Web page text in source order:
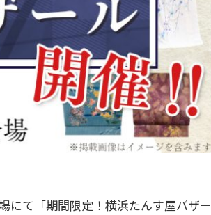
にて「期間限定！横浜たんす屋バザー